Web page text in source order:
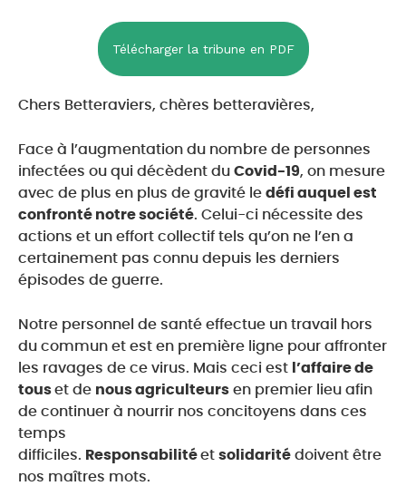
Télécharger la tribune en PDF
Chers Betteraviers, chères betteravières,
Face à l’augmentation du nombre de personnes
infectées ou qui décèdent du Covid-19, on mesure
avec de plus en plus de gravité le défi auquel est
confronté notre société. Celui-ci nécessite des
actions et un effort collectif tels qu’on ne l’en a
certainement pas connu depuis les derniers
épisodes de guerre.
Notre personnel de santé effectue un travail hors
du commun et est en première ligne pour affronter
les ravages de ce virus. Mais ceci est l’affaire de
touset de nous agriculteurs en premier lieu afin
de continuer à nourrir nos concitoyens dans ces
temps
difficiles. Responsabilitéet solidarité doivent être
nos maîtres mots.